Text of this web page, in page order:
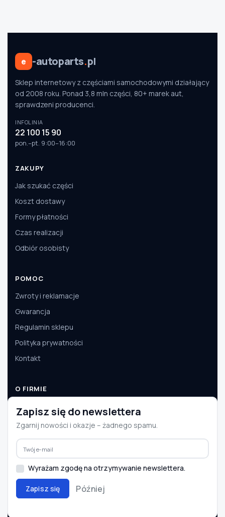
e -autoparts.pl
Sklep internetowy z częściami samochodowymi działający
od 2008 roku. Ponad 3,8 mln części, 80+ marek aut,
sprawdzeni producenci.
INFOLINIA
22 100 15 90
pon.–pt. 9:00–16:00
ZAKUPY
Jak szukać części
Koszt dostawy
Formy płatności
Czas realizacji
Odbiór osobisty
POMOC
Zwroty i reklamacje
Gwarancja
Regulamin sklepu
Polityka prywatności
Kontakt
O FIRMIE
O nas
Dane firmy
Aktualności
Współpraca B2B
© 2008–2026 e-autoparts.pl · Wszelkie prawa zastrzeżone
Zapisz się do newslettera
Zgarnij nowości i okazje – żadnego spamu.
Wyrażam zgodę na otrzymywanie newslettera.
Zapisz się Później